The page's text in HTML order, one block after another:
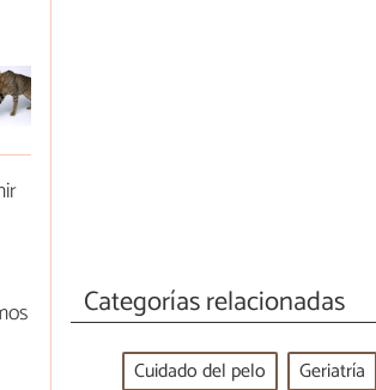
Categorías relacionadas
Cuidado del pelo
Geriatría